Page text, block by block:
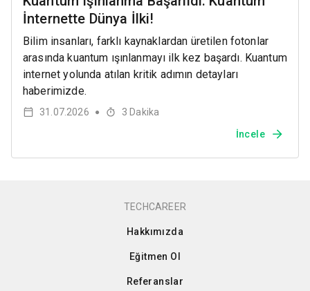
İnternette Dünya İlki!
Bilim insanları, farklı kaynaklardan üretilen fotonlar
arasında kuantum ışınlanmayı ilk kez başardı. Kuantum
internet yolunda atılan kritik adımın detayları
haberimizde.
31.07.2026 ● 3 Dakika
İncele
TECHCAREER
Hakkımızda
Eğitmen Ol
Referanslar